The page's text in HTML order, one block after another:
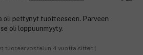
oli pettynyt tuotteeseen. Parveen
oli loppuunmyyty.
tuotearvostelun 4 vuotta sitten |